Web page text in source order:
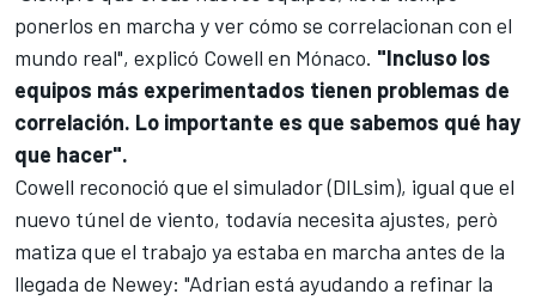
ponerlos en marcha y ver cómo se correlacionan con el
mundo real", explicó Cowell en Mónaco. "Incluso los
equipos más experimentados tienen problemas de
correlación. Lo importante es que sabemos qué hay
que hacer".
Cowell reconoció que el simulador (DILsim), igual que el
nuevo túnel de viento, todavía necesita ajustes, però
matiza que el trabajo ya estaba en marcha antes de la
llegada de Newey: "Adrian está ayudando a refinar la